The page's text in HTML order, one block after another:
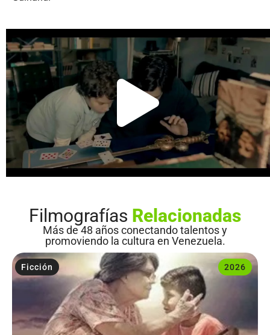
Filmografías Relacionadas
Más de 48 años conectando talentos y
promoviendo la cultura en Venezuela.
2026
Ficción